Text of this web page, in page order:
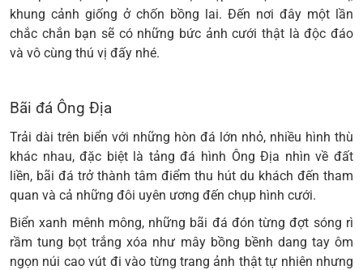
khung cảnh giống ở chốn bồng lai. Đến nơi đây một lần
chắc chắn bạn sẽ có những bức ảnh cưới thật là độc đáo
và vô cùng thú vị đấy nhé.
Bãi đá Ông Địa
Trải dài trên biển với những hòn đá lớn nhỏ, nhiều hình thù
khác nhau, đặc biệt là tảng đá hình Ông Địa nhìn về đất
liền, bãi đá trở thành tâm điểm thu hút du khách đến tham
quan và cả những đôi uyên ương đến chụp hình cưới.
Biển xanh mênh mông, những bãi đá đón từng đợt sóng rì
rầm tung bọt trắng xóa như mây bồng bềnh dang tay ôm
ngọn núi cao vút đi vào từng trang ảnh thật tự nhiên nhưng